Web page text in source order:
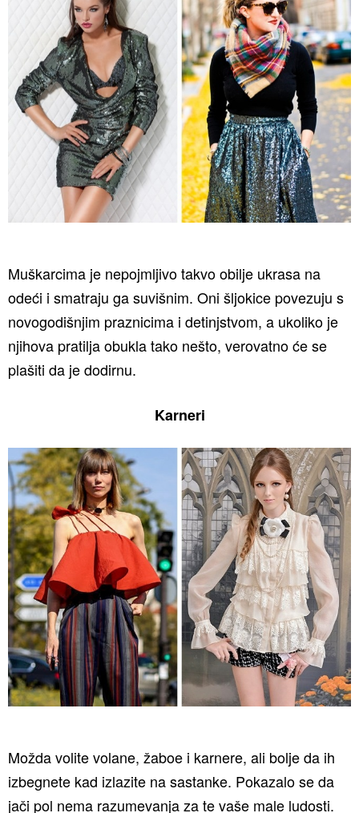
Muškarcima je nepojmljivo takvo obilje ukrasa na
odeći i smatraju ga suvišnim. Oni šljokice povezuju s
novogodišnjim praznicima i detinjstvom, a ukoliko je
njihova pratilja obukla tako nešto, verovatno će se
plašiti da je dodirnu.
Karneri
Možda volite volane, žaboe i karnere, ali bolje da ih
izbegnete kad izlazite na sastanke. Pokazalo se da
jači pol nema razumevanja za te vaše male ludosti.